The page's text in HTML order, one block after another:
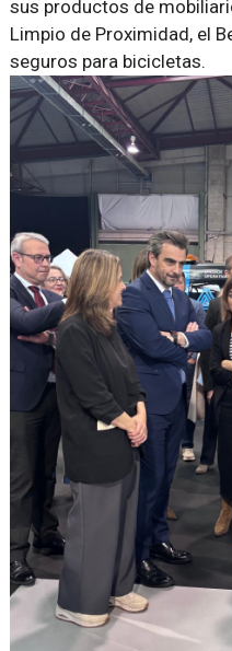
sus productos de
Limpio de Proximidad, el
seguros para bicicletas.